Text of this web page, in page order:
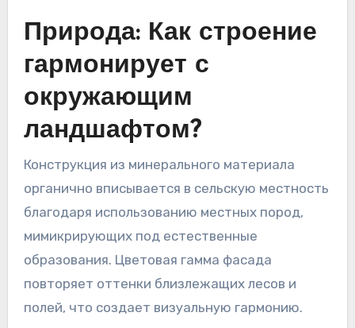
Природа: Как строение
гармонирует с
окружающим
ландшафтом?
Конструкция из минерального материала
органично вписывается в сельскую местность
благодаря использованию местных пород,
мимикрирующих под естественные
образования. Цветовая гамма фасада
повторяет оттенки близлежащих лесов и
полей, что создает визуальную гармонию.